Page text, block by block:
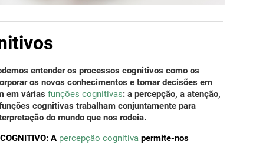
entender os processos cognitivos como os
os novos conhecimentos e tomar decisões em
em várias funções cognitivas: a percepção, a atenção,
cognitivas trabalham conjuntamente para
do mundo que nos rodeia.
A percepção cognitiva permite-nos